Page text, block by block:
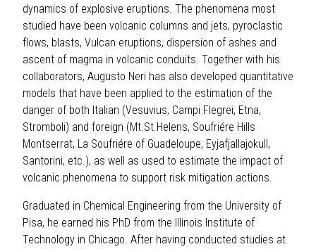
dynamics of explosive eruptions. The phenomena most
studied have been volcanic columns and jets, pyroclastic
flows, blasts, Vulcan eruptions, dispersion of ashes and
ascent of magma in volcanic conduits. Together with his
collaborators, Augusto Neri has also developed quantitative
models that have been applied to the estimation of the
danger of both Italian (Vesuvius, Campi Flegrei, Etna,
Stromboli) and foreign (Mt.St.Helens, Soufriére Hills
Montserrat, La Soufriére of Guadeloupe, Eyjafjallajokull,
Santorini, etc.), as well as used to estimate the impact of
volcanic phenomena to support risk mitigation actions.
Graduated in Chemical Engineering from the University of
Pisa, he earned his PhD from the Illinois Institute of
Technology in Chicago. After having conducted studies at